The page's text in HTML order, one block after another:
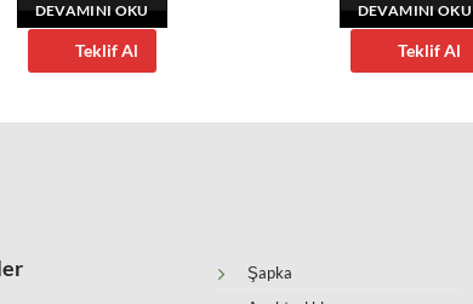
DEVAMINI OKU
Teklif Al
DEVAMINI OKU
Teklif Al
Şapka